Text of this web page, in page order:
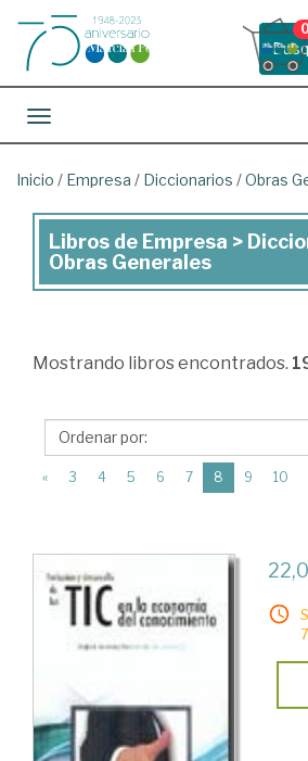
0
Toggle navigation
Inicio / Empresa / Diccionarios /Obras
Libros
de
>
>
Obras
Generales
Libros de Empresa >
Obras Generales
Mostrando libros encontrados.
« 3 4 5 6 7 8 (current)
9 10